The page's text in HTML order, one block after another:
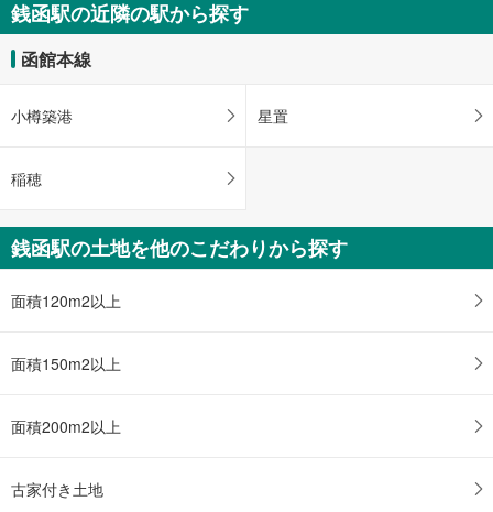
銭函駅の近隣の駅から探す
函館本線
小樽築港 星置
稲穂
銭函駅の土地を他のこだわりから探す
面積120m2以上
面積150m2以上
面積200m2以上
古家付き土地